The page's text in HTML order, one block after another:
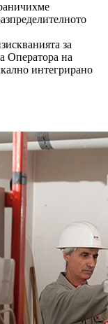
за
Оператора на
интегрирано